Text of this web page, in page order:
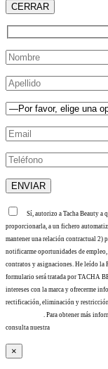
CERRAR
Sí, autorizo a Tacha Beauty a
proporcionarla, a un fichero
mantener una relación contractual 2)
notificarme oportunidades de
contratos y asignaciones. He leído la
formulario será tratada por TACHA
intereses con la marca y ofrecerme
rectificación, eliminación y
. Para obtener más
consulta nuestra
×